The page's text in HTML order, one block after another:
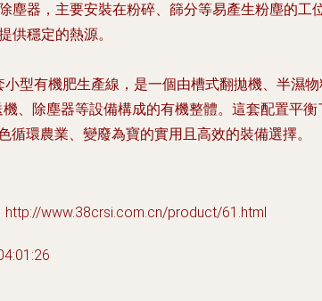
塵器 ，主要安裝在粉碎、篩分等易產生粉塵的工
供穩定的熱源。
型有機肥生產線，是一個由槽式翻拋機、半濕
、除塵器等設備構成的有機整體。這套配置平
循環農業、變廢為寶的實用且高效的裝備選擇。
www.38crsi.com.cn/product/61.html